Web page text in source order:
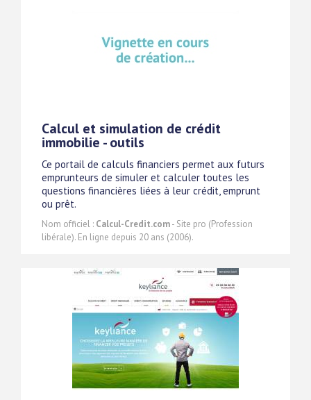
Calcul et simulation de crédit
immobilie - outils
Ce portail de calculs financiers permet aux futurs
emprunteurs de simuler et calculer toutes les
questions financières liées à leur crédit, emprunt
ou prêt.
Nom officiel : Calcul-Credit.com- Site pro (Profession
libérale). En ligne depuis 20 ans (2006).